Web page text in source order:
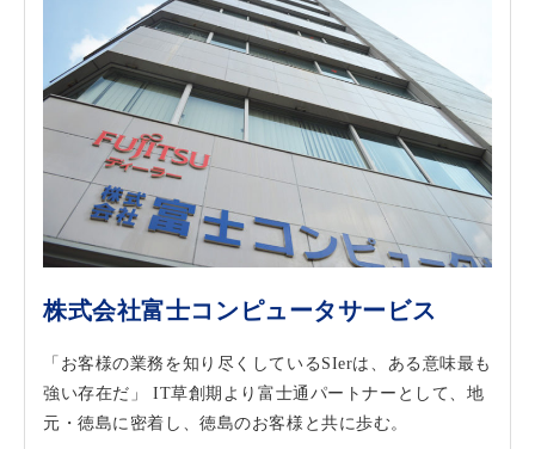
株式会社富士コンピュータサービス
「お客様の業務を知り尽くしているSIerは、ある意味最も
強い存在だ」 IT草創期より富士通パートナーとして、地
元・徳島に密着し、徳島のお客様と共に歩む。